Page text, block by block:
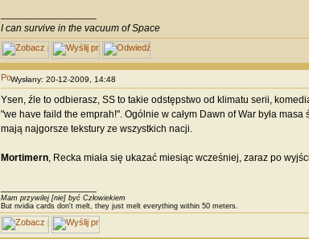
I can survive in the vacuum of Space
Wysłany: 20-12-2009, 14:48
Ysen, źle to odbierasz, SS to takie odstępstwo od klimatu serii,
"we have faild the emprah!". Ogólnie w całym Dawn of War była
mają najgorsze tekstury ze wszystkich nacji.
Mortimern, Recka miała się ukazać miesiąc wcześniej, zaraz po
Mam przywilej [nie] być Człowiekiem
But nvidia cards don't melt, they just melt everything within 50 meters.